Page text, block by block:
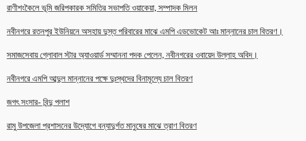
রাণীশংকৈলে ভূমি জরিপকারক সমিতির সভাপতি ওয়াকেয়া, সম্পাদক মিলন
নবীনগরে রতনপুর ইউনিয়নে অসহায় দুস্ত পরিবারের মাঝে এমপি এডভোকেট আঃ মান্নানের চাল বিতরণ।
সমাজসেবায় গ্লোবাল স্টার অ্যাওয়ার্ড সম্মাননা পদক পেলেন, নবীনগরের ওবায়েদ উল্লাহ অবিদ।
নবীনগরে এমপি আব্দুল মান্নানের পক্ষে দুঃস্থদের বিনামূল্যে চাল বিতরণ
জগৎ সংসার- বিন্দু পলাশ
রামু উপজেলা প্রশাসনের উদ্যোগে বন্যাদুর্গত মানুষের মাঝে ত্রাণ বিতরণ